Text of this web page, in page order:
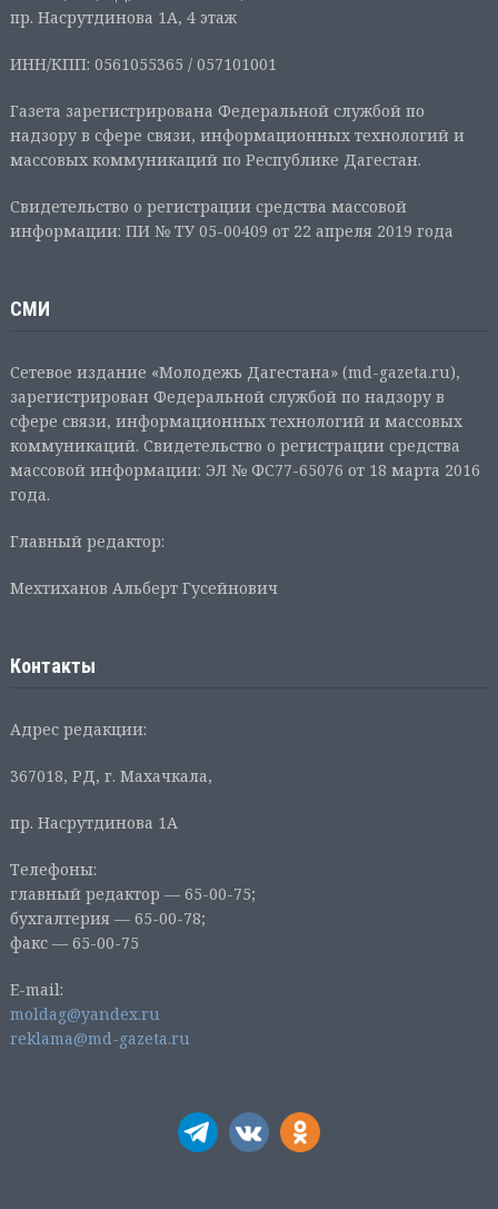
пр. Насрутдинова 1А, 4 этаж
ИНН/КПП: 0561055365 / 057101001
Газета зарегистрирована Федеральной службой по
надзору в сфере связи, информационных технологий и
массовых коммуникаций по Республике Дагестан.
Свидетельство о регистрации средства массовой
информации: ПИ № ТУ 05-00409 от 22 апреля 2019 года
СМИ
Сетевое издание «Молодежь Дагестана» (md-gazeta.ru),
зарегистрирован Федеральной службой по надзору в
сфере связи, информационных технологий и массовых
коммуникаций. Свидетельство о регистрации средства
массовой информации: ЭЛ № ФС77-65076 от 18 марта 2016
года.
Главный редактор:
Мехтиханов Альберт Гусейнович
Контакты
Адрес редакции:
367018, РД, г. Махачкала,
пр. Насрутдинова 1А
Телефоны:
главный редактор — 65-00-75;
бухгалтерия — 65-00-78;
факс — 65-00-75
E-mail:
moldag@yandex.ru
reklama@md-gazeta.ru